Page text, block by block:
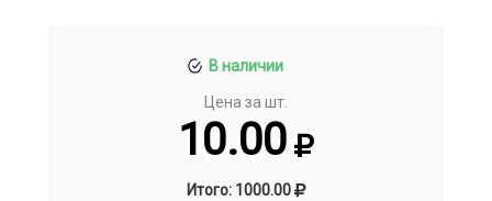
В наличии
Цена за шт.
10.00
Итого: 1000.00